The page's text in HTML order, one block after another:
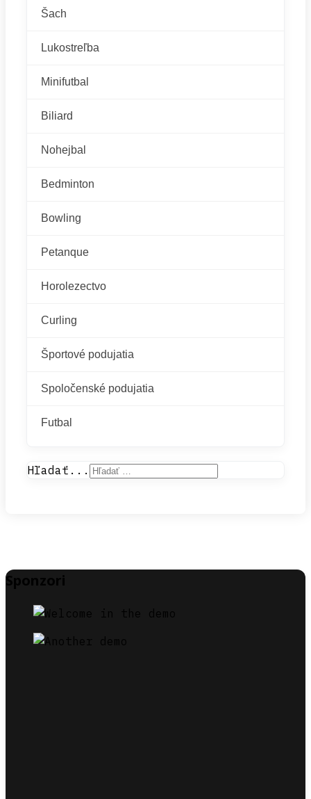
Šach
Lukostreľba
Minifutbal
Biliard
Nohejbal
Bedminton
Bowling
Petanque
Horolezectvo
Curling
Športové podujatia
Spoločenské podujatia
Futbal
Hľadať...
Sponzori